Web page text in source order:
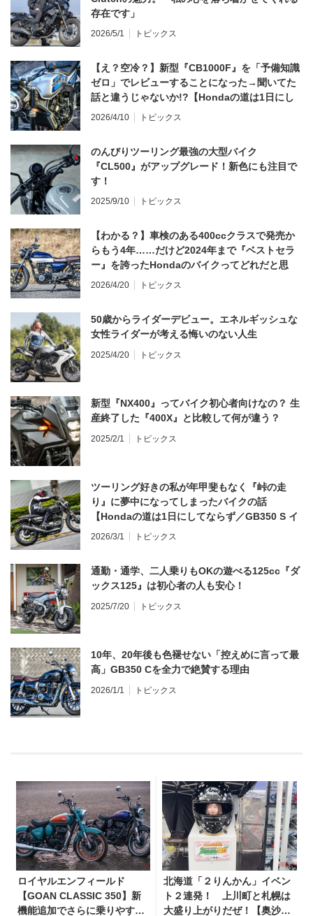
存在です」
2026/5/1 トピックス
【え？空冷？】新型『CB1000F』を「予備知識
ゼロ」でレビューすることになった→聞いてた
話と違うじゃないか!?【Hondaの道は1日にし
てならず／CB1000F ①第一印象 編】
2026/4/10 トピックス
のんびりツーリング最強の大型バイク
『CL500』がアップグレード！新色にも注目で
す！
2025/9/10 トピックス
【わかる？】車検のある400ccクラスで発売か
らもう4年……だけど2024年まで『ベストセラ
ー』を誇ったHondaのバイクってどれだと思
う？
2026/4/20 トピックス
50歳からライダーデビュー。エネルギッシュな
女性ライダーが考える悔いのない人生
2025/4/20 トピックス
新型『NX400』ってバイク初心者向けなの？ 生
産終了した『400X』と比較して何が違う？
2025/2/1 トピックス
ツーリング好きの私が年甲斐もなく『峠の走
り』に夢中になってしまったバイクの話
【Hondaの道は1日にしてならず／GB350 S イ
ンプレ・レビュー 前編】
2026/3/1 トピックス
通勤・通学、二人乗りもOKの遊べる125cc『ダ
ックス125』は初心者の人も安心！
2025/7/20 トピックス
10年、20年後も色褪せない「控えめに言って最
高」GB350 Cを全力で絶賛する理由
2026/1/1 トピックス
ロイヤルエンフィールド
【GOAN CLASSIC 350】新
機能追加でさらに乗りやすく
北海道「２りんかん」イベン
ト２連発！ 上川町と札幌は
大盛り上がりだぜ！【奥沙織